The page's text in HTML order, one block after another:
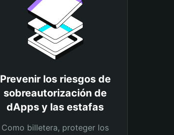
Prevenir los riesgos de
sobreautorización de
dApps y las estafas
Como billetera, proteger los